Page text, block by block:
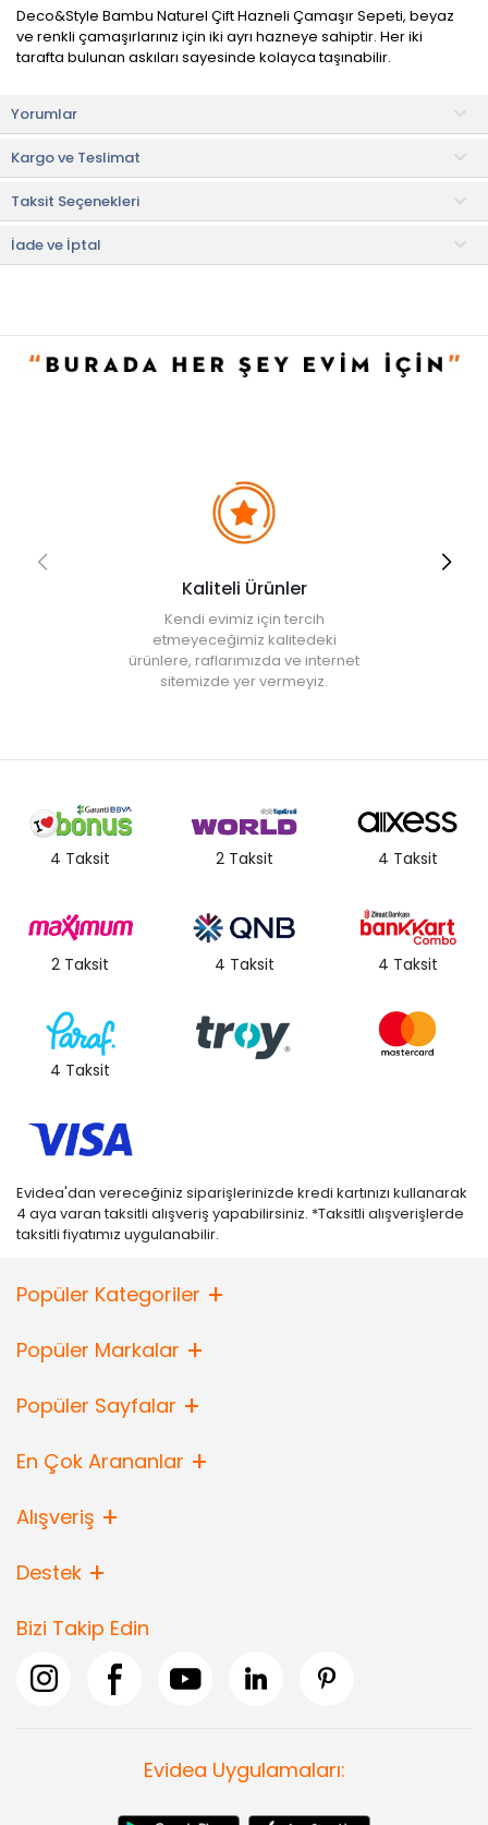
Deco&Style Bambu Naturel Çift Hazneli Çamaşır Sepeti, beyaz
ve renkli çamaşırlarınız için iki ayrı hazneye sahiptir. Her iki
tarafta bulunan askıları sayesinde kolayca taşınabilir.
zaman katlayarak yerden tasarruf edebilirsiniz. Nemli ortamlara
dayanıklı bambu ağacından el ile üretimi yapılmıştır, banyoda
kullanılabilir.
Kullanım ve Bakım Bilgileri
• Ürün nemli ortamda kullanıma uygundur, suyla temasa uygun
değildir.
• Max 30 derecede yıkanabilir.
• Not: Bu fiyat perakende satışlar için belirlenmiştir. Toplu alımlar
Yorumlar
Kargo ve Teslimat
Taksit Seçenekleri
İade ve İptal
Kaliteli Ürünler
Kendi evimiz için tercih
etmeyeceğimiz kalitedeki
ürünlere, raflarımızda ve internet
sitemizde yer vermeyiz.
4 Taksit 2 Taksit 4 Taksit
2 Taksit 4 Taksit 4 Taksit
4 Taksit
Evidea'dan vereceğiniz siparişlerinizde kredi kartınızı kullanarak
4 aya varan taksitli alışveriş yapabilirsiniz. *Taksitli alışverişlerde
taksitli fiyatımız uygulanabilir.
Popüler Kategoriler
Popüler Markalar
Popüler Sayfalar
En Çok Arananlar
Alışveriş
Destek
Bizi Takip Edin
Evidea Uygulamaları: